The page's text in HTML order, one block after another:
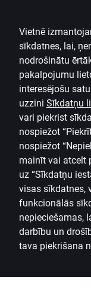
Vietnē
sīkdatnes, lai,
nodrošinātu
pakalpojumu
interesējošu
uzzini Sīkdatņu
vari piekrist
nospiežot
nospiežot
mainīt vai atcelt
uz “Sīkdatņu
visas sīkdatnes,
funkcionālās
nepieciešamas,
darbību un
tava piekrišana